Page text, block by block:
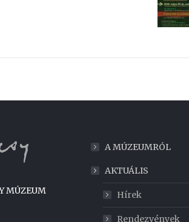
MÚZEUM
A MÚZEUMRÓL
AKTUÁLIS
Hírek
Rendezvények